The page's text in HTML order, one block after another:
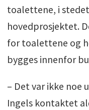
toalettene, i
hovedprosjektet.
for toalettene og
bygges innenfor
– Det var ikke noe
Ingels kontaktet